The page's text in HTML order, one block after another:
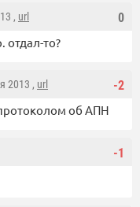
0
, url
отдал-то?
-2
2013 , url
об АПН
-1